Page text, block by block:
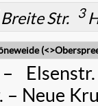
Str. 3
–
– Neue